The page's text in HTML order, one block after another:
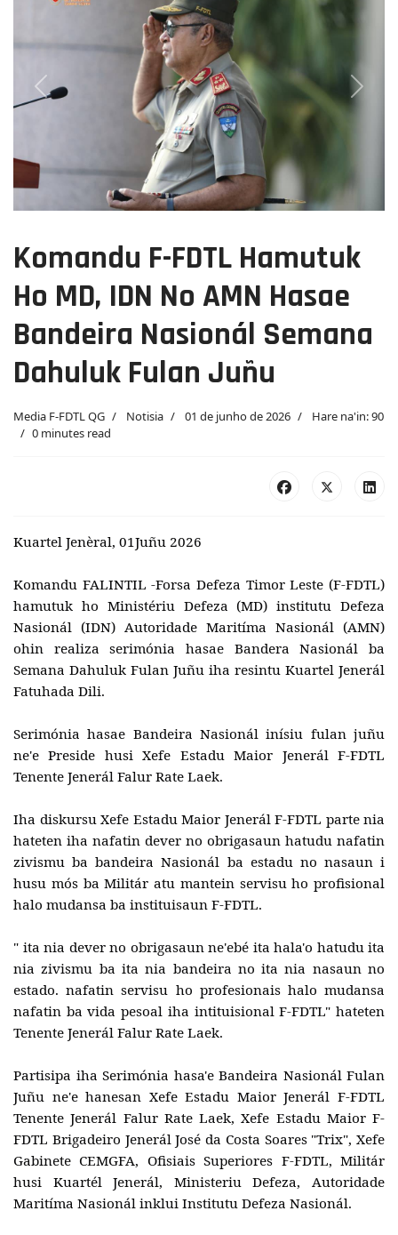
Previous Next
Komandu F-FDTL Hamutuk
Ho MD, IDN No AMN Hasae
Bandeira Nasionál Semana
Dahuluk Fulan Juñu
Media F-FDTL QG Notisia 01 de junho de 2026
Hare na'in: 90
0 minutes read
Kuartel Jenèral, 01Juñu 2026
Komandu FALINTIL -Forsa Defeza Timor Leste (F-FDTL)
hamutuk ho Ministériu Defeza (MD) institutu Defeza
Nasionál (IDN) Autoridade Maritíma Nasionál (AMN)
ohin realiza serimónia hasae Bandera Nasionál ba
Semana Dahuluk Fulan Juñu iha resintu Kuartel Jenerál
Fatuhada Dili.
Serimónia hasae Bandeira Nasionál inísiu fulan juñu
ne'e Preside husi Xefe Estadu Maior Jenerál F-FDTL
Tenente Jenerál Falur Rate Laek.
Iha diskursu Xefe Estadu Maior Jenerál F-FDTL parte nia
hateten iha nafatin dever no obrigasaun hatudu nafatin
zivismu ba bandeira Nasionál ba estadu no nasaun i
husu mós ba Militár atu mantein servisu ho profisional
halo mudansa ba instituisaun F-FDTL.
" ita nia dever no obrigasaun ne'ebé ita hala'o hatudu ita
nia zivismu ba ita nia bandeira no ita nia nasaun no
estado. nafatin servisu ho profesionais halo mudansa
nafatin ba vida pesoal iha intituisional F-FDTL" hateten
Tenente Jenerál Falur Rate Laek.
Partisipa iha Serimónia hasa'e Bandeira Nasionál Fulan
Juñu ne'e hanesan Xefe Estadu Maior Jenerál F-FDTL
Tenente Jenerál Falur Rate Laek, Xefe Estadu Maior F-
FDTL Brigadeiro Jenerál José da Costa Soares "Trix", Xefe
Gabinete CEMGFA, Ofisiais Superiores F-FDTL, Militár
husi Kuartél Jenerál, Ministeriu Defeza, Autoridade
Maritíma Nasionál inklui Institutu Defeza Nasionál.